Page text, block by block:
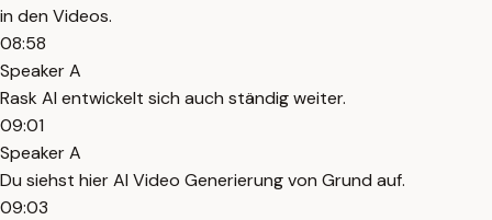
in den Videos.
08:58
Speaker A
Rask AI entwickelt sich auch ständig weiter.
09:01
Speaker A
Du siehst hier AI Video Generierung von Grund auf.
09:03